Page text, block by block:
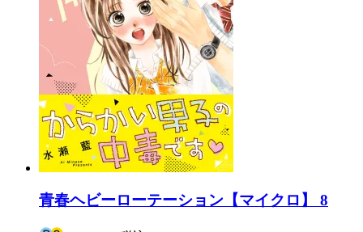
青春ヘビーローテーション【マイクロ】 8